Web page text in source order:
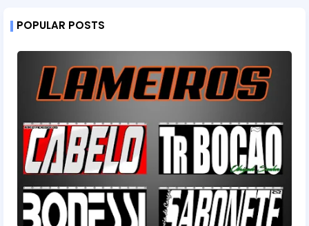
POPULAR POSTS